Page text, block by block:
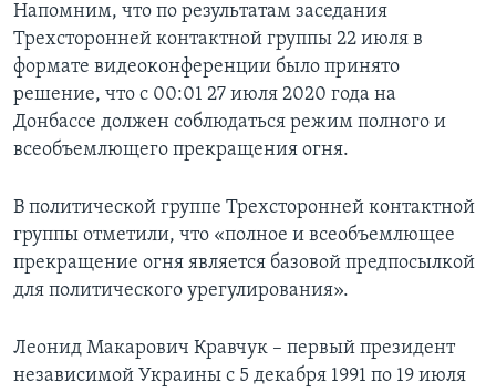
Напомним, что по результатам заседания
Трехсторонней контактной группы 22 июля в
формате видеоконференции было принято
решение, что с 00:01 27 июля 2020 года на
Донбассе должен соблюдаться режим полного и
всеобъемлющего прекращения огня.
В политической группе Трехсторонней контактной
группы отметили, что «полное и всеобъемлющее
прекращение огня является базовой предпосылкой
для политического урегулирования».
Леонид Макарович Кравчук – первый президент
независимой Украины с 5 декабря 1991 по 19 июля